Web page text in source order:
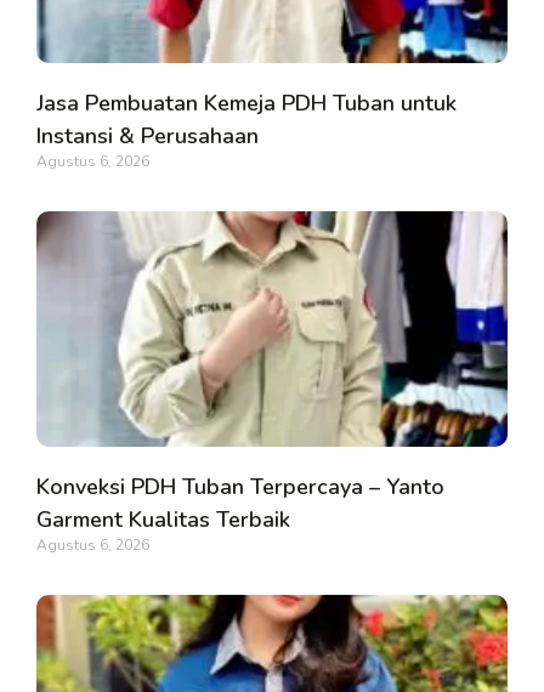
Jasa Pembuatan Kemeja PDH Tuban untuk
Instansi & Perusahaan
Agustus 6, 2026
Konveksi PDH Tuban Terpercaya – Yanto
Garment Kualitas Terbaik
Agustus 6, 2026